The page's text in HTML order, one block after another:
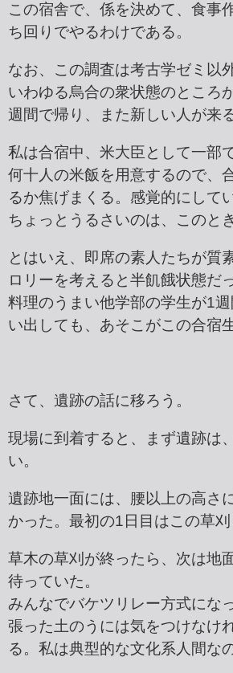
この宿舎で、係を決めて、食事
ち回りでやるわけである。
なお、この調査は考古学ゼミ以
いわゆる烏合の衆状態のところ
週間で帰り、また新しい人が来
私は合宿中、米大臣として一部
何十人の米飯を用意するので、
るか焦げまくる。感覚的にして
ちょっとうるさいのは、このと
とはいえ、即席の素人たちが質
ロリーを考えると半飢餓状態だ
料理のうまい他学部の学生が1
い出しても、あそこがこの合宿
さて、遺跡の話に移ろう。
現場に到着すると、まず遺跡は
い。
遺跡地一面には、腰以上の高さ
かった。最初の1日目はこの草刈
草木の草刈が終ったら、次は地
待っていた。
みんなでバケツリレー方式にな
張った土のうには気をつけなけ
る。私は典型的な文化系人間な